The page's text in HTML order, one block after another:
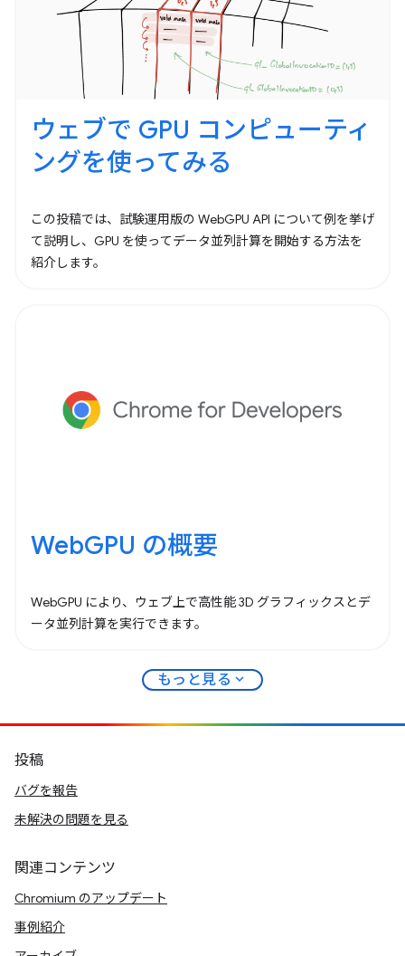
ウェブで GPU コンピューティ
ングを使ってみる
この投稿では、試験運用版の WebGPU API について例を挙げ
て説明し、GPU を使ってデータ並列計算を開始する方法を
紹介します。
WebGPU の概要
WebGPU により、ウェブ上で高性能 3D グラフィックスとデ
ータ並列計算を実行できます。
もっと見る expand_more
投稿
バグを報告
未解決の問題を見る
関連コンテンツ
Chromium のアップデート
事例紹介